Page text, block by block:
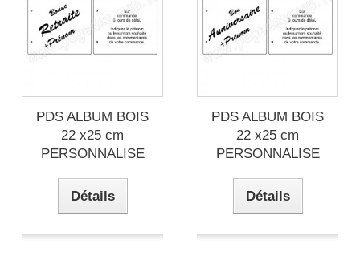
PDS ALBUM BOIS
22 x25 cm
PERSONNALISE
Détails
PDS ALBUM BOIS
22 x25 cm
PERSONNALISE
Détails